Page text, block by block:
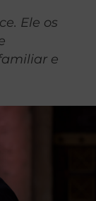
Ele os
e